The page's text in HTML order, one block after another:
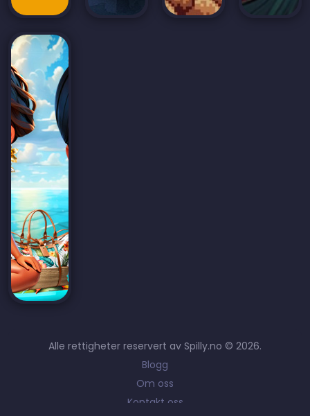
Alle rettigheter reservert av Spilly.no © 2026.
Blogg
Om oss
Kontakt oss